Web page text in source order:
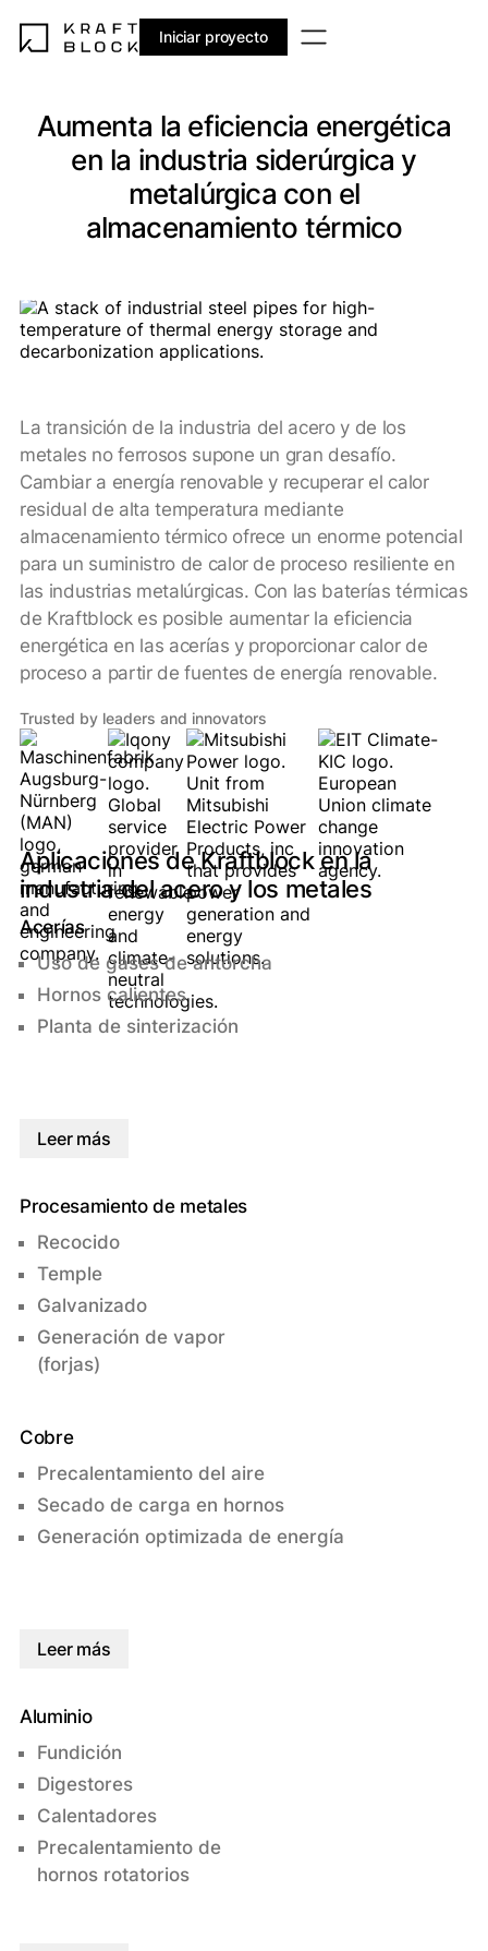
Iniciar proyecto
Aumenta la eficiencia energética
en la industria siderúrgica y
metalúrgica con el
almacenamiento térmico
La transición de la industria del acero y de los
metales no ferrosos supone un gran desafío.
Cambiar a energía renovable y recuperar el calor
residual de alta temperatura mediante
almacenamiento térmico ofrece un enorme potencial
para un suministro de calor de proceso resiliente en
las industrias metalúrgicas. Con las baterías térmicas
de Kraftblock es posible aumentar la eficiencia
energética en las acerías y proporcionar calor de
proceso a partir de fuentes de energía renovable.
Trusted by leaders and innovators
Aplicaciones de Kraftblock en la
industria del acero y los metales
Acerías
Uso de gases de antorcha
Hornos calientes
Planta de sinterización
Leer más
Procesamiento de metales
Recocido
Temple
Galvanizado
Generación de vapor
(forjas)
Cobre
Precalentamiento del aire
Secado de carga en hornos
Generación optimizada de energía
Leer más
Aluminio
Fundición
Digestores
Calentadores
Precalentamiento de
hornos rotatorios